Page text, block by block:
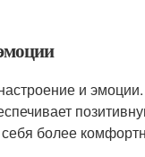
и
более